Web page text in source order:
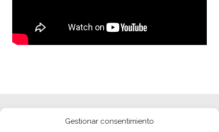
Gestionar consentimiento